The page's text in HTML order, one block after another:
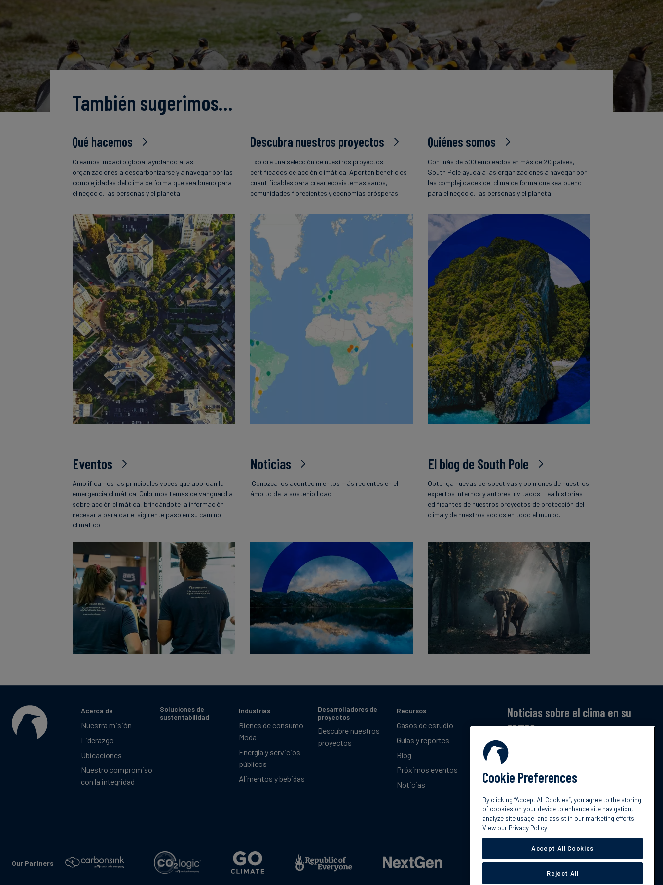
También sugerimos…
Qué hacemos
Creamos impacto global ayudando a las
organizaciones a descarbonizarse y a navegar por las
complejidades del clima de forma que sea bueno para
el negocio, las personas y el planeta.
Descubra nuestros proyectos
Explore una selección de nuestros proyectos
certificados de acción climática. Aportan beneficios
cuantificables para crear ecosistemas sanos,
comunidades florecientes y economías prósperas.
Quiénes somos
Con más de 500 empleados en más de 20 países,
South Pole ayuda a las organizaciones a navegar por
las complejidades del clima de forma que sea bueno
para el negocio, las personas y el planeta.
Eventos
Amplificamos las principales voces que abordan la
emergencia climática. Cubrimos temas de vanguardia
sobre acción climática, brindándote la información
necesaria para dar el siguiente paso en su camino
climático.
Noticias
¡Conozca los acontecimientos más recientes en el
ámbito de la sostenibilidad!
El blog de South Pole
Obtenga nuevas perspectivas y opiniones de nuestros
expertos internos y autores invitados. Lea historias
edificantes de nuestros proyectos de protección del
clima y de nuestros socios en todo el mundo.
English
Acerca de
Nuestra misión
Liderazgo
Ubicaciones
Nuestro compromiso
con la integridad
Soluciones de
sustentabilidad
Industrias
Bienes de consumo -
Moda
Energía y servicios
públicos
Alimentos y bebidas
Desarrolladores de
proyectos
Descubre nuestros
proyectos
Recursos
Casos de estudio
Guías y reportes
Blog
Próximos eventos
Noticias
Noticias sobre el clima en su
correo
Suscríbase a nuestro resumen mensual gratuito
de las últimas tendencias, políticas e
Suscribir
Our Partners
Cookie Preferences
By clicking “Accept All Cookies”, you agree to the storing
of cookies on your device to enhance site navigation,
analyze site usage, and assist in our marketing efforts.
View our Privacy Policy
Accept All Cookies
Reject All